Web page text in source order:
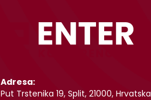
Adresa:
Put Trstenika 19, Split, 21000, Hrvatska